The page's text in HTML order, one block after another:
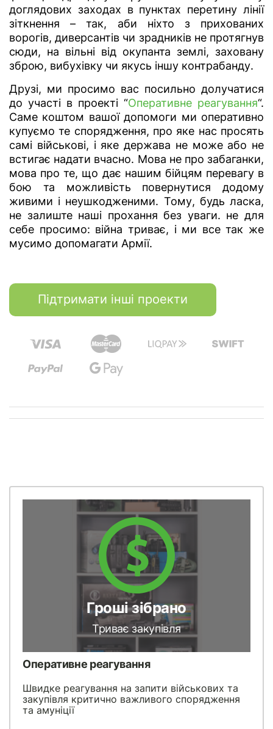
доглядових заходах в пунктах перетину лінії
зіткнення – так, аби ніхто з прихованих
ворогів, диверсантів чи зрадників не протягнув
сюди, на вільні від окупанта землі, заховану
зброю, вибухівку чи якусь іншу контрабанду.
Друзі, ми просимо вас посильно долучатися
до участі в проекті “Оперативне реагування“.
Саме коштом вашої допомоги ми оперативно
купуємо те спорядження, про яке нас просять
самі військові, і яке держава не може або не
встигає надати вчасно. Мова не про забаганки,
мова про те, що дає нашим бійцям перевагу в
бою та можливість повернутися додому
живими і неушкодженими. Тому, будь ласка,
не залиште наші прохання без уваги. не для
себе просимо: війна триває, і ми все так же
мусимо допомагати Армії.
Підтримати інші проекти
Гроші зібрано
Триває закупівля
Оперативне реагування
Швидке реагування на запити військових та
закупівля критично важливого спорядження
та амуніції